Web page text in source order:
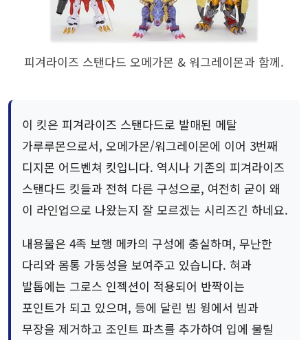
피겨라이즈 스탠다드 오메가몬 & 워그레이몬과 함께.
이 킷은 피겨라이즈 스탠다드로 발매된 메탈
가루루몬으로서, 오메가몬/워그레이몬에 이어 3번째
디지몬 어드벤쳐 킷입니다. 역시나 기존의 피겨라이즈
스탠다드 킷들과 전혀 다른 구성으로, 여전히 굳이 왜
이 라인업으로 나왔는지 잘 모르겠는 시리즈긴 하네요.
내용물은 4족 보행 메카의 구성에 충실하며, 무난한
다리와 몸통 가동성을 보여주고 있습니다. 혀과
발톱에는 그로스 인젝션이 적용되어 반짝이는
포인트가 되고 있으며, 등에 달린 빔 윙에서 빔과
무장을 제거하고 조인트 파츠를 추가하여 입에 물릴